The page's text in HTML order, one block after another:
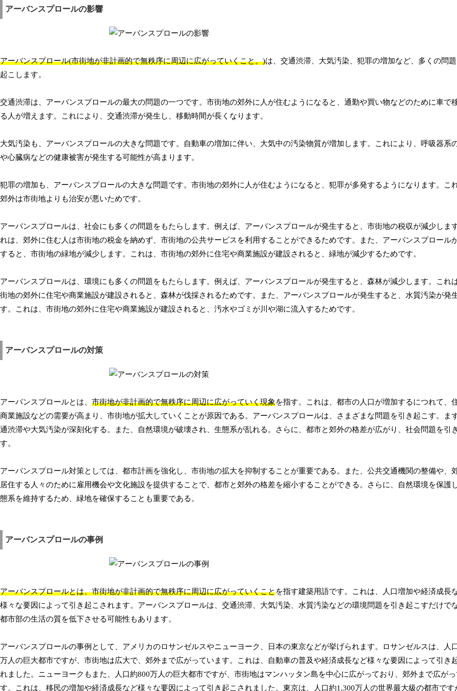
アーバンスプロールの影響
アーバンスプロール(市街地が非計画的で無秩序に周辺に広がっていくこと。)は、交通渋滞、大気汚染、犯罪の増加など、多くの問
起こします。
交通渋滞は、アーバンスプロールの最大の問題の一つです。市街地の郊外に人が住むようになると、通勤や買い物などのために車で
る人が増えます。これにより、交通渋滞が発生し、移動時間が長くなります。
大気汚染も、アーバンスプロールの大きな問題です。自動車の増加に伴い、大気中の汚染物質が増加します。これにより、呼吸器系
や心臓病などの健康被害が発生する可能性が高まります。
犯罪の増加も、アーバンスプロールの大きな問題です。市街地の郊外に人が住むようになると、犯罪が多発するようになります。こ
郊外は市街地よりも治安が悪いためです。
アーバンスプロールは、社会にも多くの問題をもたらします。例えば、アーバンスプロールが発生すると、市街地の税収が減少しま
れは、郊外に住む人は市街地の税金を納めず、市街地の公共サービスを利用することができるためです。また、アーバンスプロール
すると、市街地の緑地が減少します。これは、市街地の郊外に住宅や商業施設が建設されると、緑地が減少するためです。
アーバンスプロールは、環境にも多くの問題をもたらします。例えば、アーバンスプロールが発生すると、森林が減少します。これ
街地の郊外に住宅や商業施設が建設されると、森林が伐採されるためです。また、アーバンスプロールが発生すると、水質汚染が発
す。これは、市街地の郊外に住宅や商業施設が建設されると、汚水やゴミが川や湖に流入するためです。
アーバンスプロールの対策
アーバンスプロールとは、 市街地が非計画的で無秩序に周辺に広がっていく現象を指す。これは、都市の人口が増加するにつれて、
商業施設などの需要が高まり、市街地が拡大していくことが原因である。アーバンスプロールは、さまざまな問題を引き起こす。ま
通渋滞や大気汚染が深刻化する。また、自然環境が破壊され、生態系が乱れる。さらに、都市と郊外の格差が広がり、社会問題を引
す。
アーバンスプロール対策としては、都市計画を強化し、市街地の拡大を抑制することが重要である。また、公共交通機関の整備や、
居住する人々のために雇用機会や文化施設を提供することで、都市と郊外の格差を縮小することができる。さらに、自然環境を保護
態系を維持するため、緑地を確保することも重要である。
アーバンスプロールの事例
アーバンスプロールとは、市街地が非計画的で無秩序に周辺に広がっていくことを指す建築用語です。これは、人口増加や経済成長
様々な要因によって引き起こされます。アーバンスプロールは、交通渋滞、大気汚染、水質汚染などの環境問題を引き起こすだけで
都市部の生活の質を低下させる可能性もあります。
アーバンスプロールの事例として、アメリカのロサンゼルスやニューヨーク、日本の東京などが挙げられます。ロサンゼルスは、人
万人の巨大都市ですが、市街地は広大で、郊外まで広がっています。これは、自動車の普及や経済成長など様々な要因によって引き
れました。ニューヨークもまた、人口約800万人の巨大都市ですが、市街地はマンハッタン島を中心に広がっており、郊外まで広が
す。これは、移民の増加や経済成長など様々な要因によって引き起こされました。東京は、人口約1,300万人の世界最大級の都市です